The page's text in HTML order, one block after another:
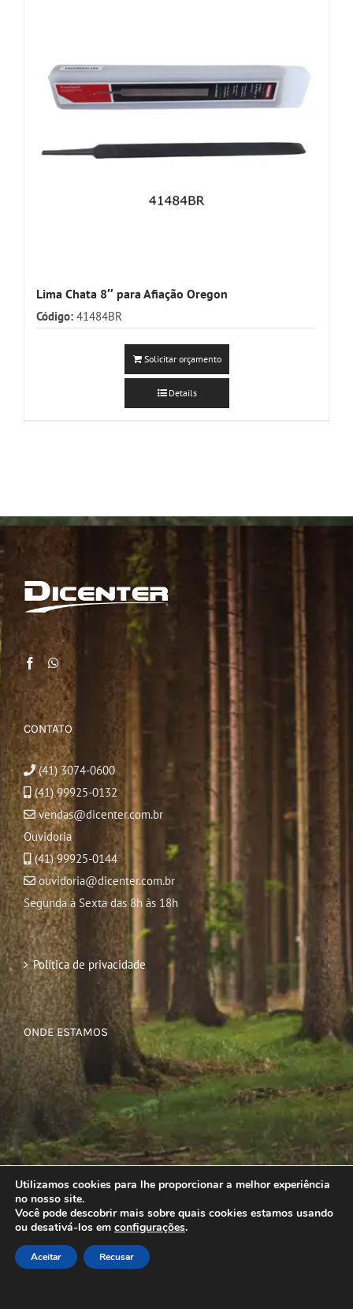
Lima Chata 8″ para Afiação Oregon
Código: 41484BR
Solicitar orçamento
Details
CONTATO
(41) 3074-0600
(41) 99925-0132
vendas@dicenter.com.br
Ouvidoria
(41) 99925-0144
ouvidoria@dicenter.com.br
Segunda à Sexta das 8h às 18h
Política de privacidade
ONDE ESTAMOS
Utilizamos cookies para lhe proporcionar a melhor experiência
no nosso site.
Você pode descobrir mais sobre quais cookies estamos usando
ou desativá-los em configurações.
Aceitar Recusar